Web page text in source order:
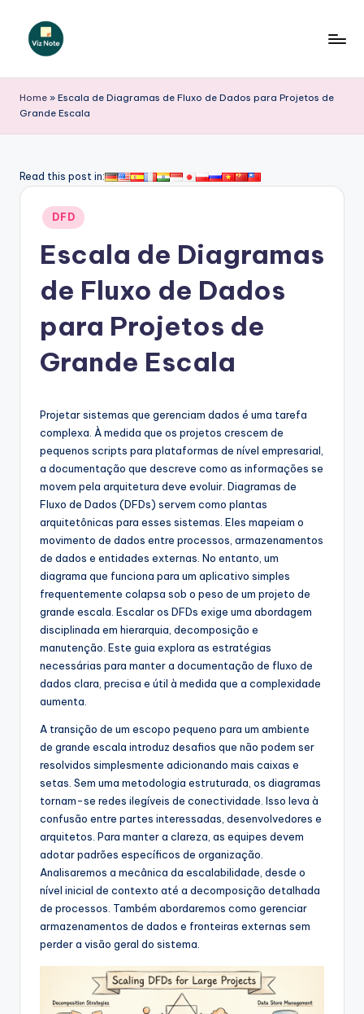
iz
N
t
A
si
&
o
w
Home » Escala de Diagramas de Fluxo de Dados para Projetos de
Grande Escala
Read this post in:
Posted
in
DFD
Escala de Diagramas
de Fluxo de Dados
para Projetos de
Grande Escala
Projetar sistemas que gerenciam dados é uma tarefa
complexa. À medida que os projetos crescem de
pequenos scripts para plataformas de nível empresarial,
a documentação que descreve como as informações se
movem pela arquitetura deve evoluir. Diagramas de
Fluxo de Dados (DFDs) servem como plantas
arquitetônicas para esses sistemas. Eles mapeiam o
movimento de dados entre processos, armazenamentos
de dados e entidades externas. No entanto, um
diagrama que funciona para um aplicativo simples
frequentemente colapsa sob o peso de um projeto de
grande escala. Escalar os DFDs exige uma abordagem
disciplinada em hierarquia, decomposição e
manutenção. Este guia explora as estratégias
necessárias para manter a documentação de fluxo de
dados clara, precisa e útil à medida que a complexidade
aumenta.
A transição de um escopo pequeno para um ambiente
de grande escala introduz desafios que não podem ser
resolvidos simplesmente adicionando mais caixas e
setas. Sem uma metodologia estruturada, os diagramas
tornam-se redes ilegíveis de conectividade. Isso leva à
confusão entre partes interessadas, desenvolvedores e
arquitetos. Para manter a clareza, as equipes devem
adotar padrões específicos de organização.
Analisaremos a mecânica da escalabilidade, desde o
nível inicial de contexto até a decomposição detalhada
de processos. Também abordaremos como gerenciar
armazenamentos de dados e fronteiras externas sem
perder a visão geral do sistema.